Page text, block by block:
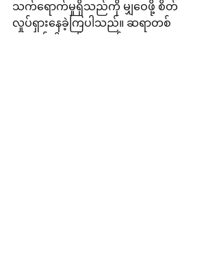
သက်ရောက်မှုရှိသည်ကို မျှဝေဖို့ စိတ်
လှုပ်ရှားနေခဲ့ကြပါသည်။ ဆရာတစ်